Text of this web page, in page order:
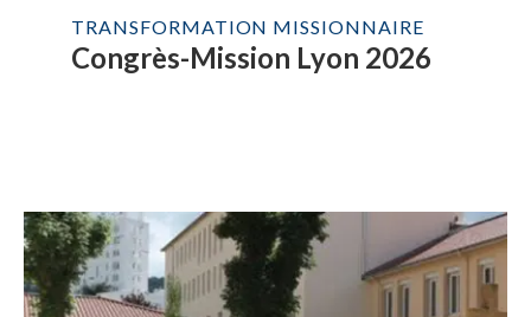
TRANSFORMATION MISSIONNAIRE
Congrès-Mission Lyon 2026